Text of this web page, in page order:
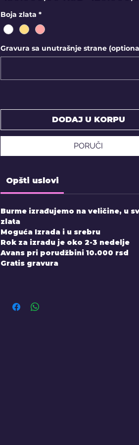
Boja zlata *
Gravura sa unutrašnje strane
DODAJ U KORPU
PORUČI
Opšti uslovi
Burme izrađujemo na veličine, u
zlata
Moguća Izrada i u srebru
Rok za izradu je oko 2-3 nedelje
Avans pri porudžbini 10.000 rsd
Gratis gravura